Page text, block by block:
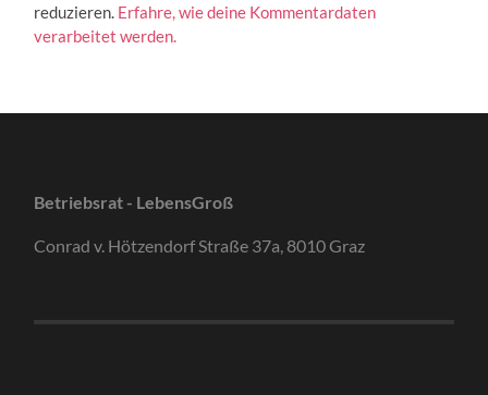
reduzieren. Erfahre, wie deine Kommentardaten
verarbeitet werden.
Betriebsrat - LebensGroß
Conrad v. Hötzendorf Straße 37a, 8010 Graz